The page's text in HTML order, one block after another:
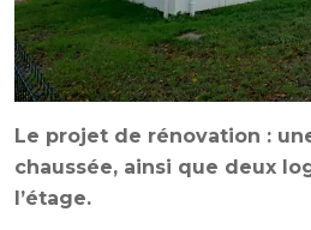
Le projet de rénovation :
chaussée, ainsi que deux
l’étage.